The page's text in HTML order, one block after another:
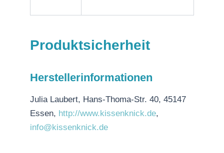
Produktsicherheit
Herstellerinformationen
Julia Laubert, Hans-Thoma-Str. 40, 45147
Essen, http://www.kissenknick.de,
info@kissenknick.de